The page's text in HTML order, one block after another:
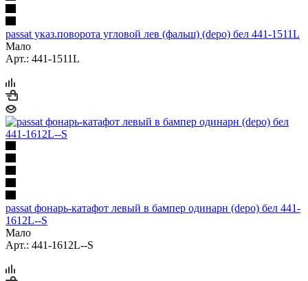
passat указ.поворота угловой лев (фальш) (depo) бел 441-1511L
Мало
Арт.: 441-1511L
passat фонарь-катафот левый в бампер одинарн (depo) бел 441-
1612L--S
Мало
Арт.: 441-1612L--S